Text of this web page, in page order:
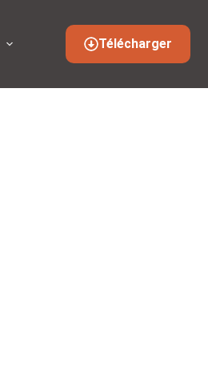
Télécharger